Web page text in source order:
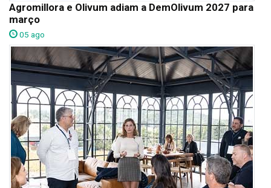
Agromillora e Olivum adiam a DemOlivum 2027 para
março
05 ago